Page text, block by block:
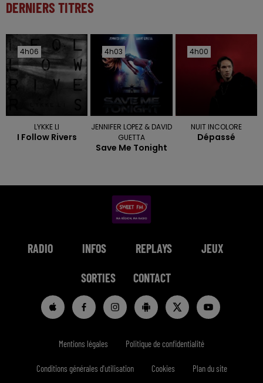
DERNIERS TITRES
4h06
4h06
LYKKE LI
I Follow Rivers
4h03
4h03
JENNIFER LOPEZ & DAVID
GUETTA
Save Me Tonight
4h00
4h00
NUIT INCOLORE
Dépassé
RADIO INFOS REPLAYS JEUX
SORTIES CONTACT
Mentions légales Politique de confidentialité
Conditions générales d'utilisation Cookies Plan du site